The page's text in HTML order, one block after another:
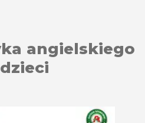
angielskiego